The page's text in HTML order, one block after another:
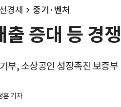
경제 중기·벤처
출 증대 등 경
부, 소상공인 성장촉진 보증부
훈 기자